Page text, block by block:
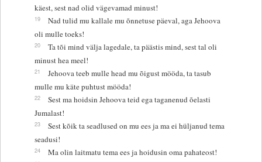
käest, sest nad olid vägevamad minust!
19
Nad tulid mu kallale mu õnnetuse päeval, aga Jehoova
oli mulle toeks!
20
Ta tõi mind välja lagedale, ta päästis mind, sest tal oli
minust hea meel!
21
Jehoova teeb mulle head mu õigust mööda, ta tasub
mulle mu käte puhtust mööda!
22
Sest ma hoidsin Jehoova teid ega taganenud õelasti
Jumalast!
23
Sest kõik ta seadlused on mu ees ja ma ei hüljanud tema
seadusi!
24 Ma olin laitmatu tema ees ja hoidusin oma pahateost!